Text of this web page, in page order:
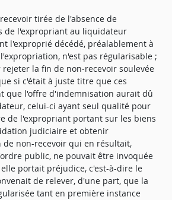
tirée de l'absence de
de l'expropriant au liquidateur
l'exproprié décédé, préalablement à
n'est pas régularisable ;
la fin de non-recevoir soulevée
si c'était à juste titre que ces
que l'offre d'indemnisation aurait dû
celui-ci ayant seul qualité pour
de l'expropriant portant sur les biens
judiciaire et obtenir
non-recevoir qui en résultait,
public, ne pouvait être invoquée
portait préjudice, c'est-à-dire le
de relever, d'une part, que la
tant en première instance